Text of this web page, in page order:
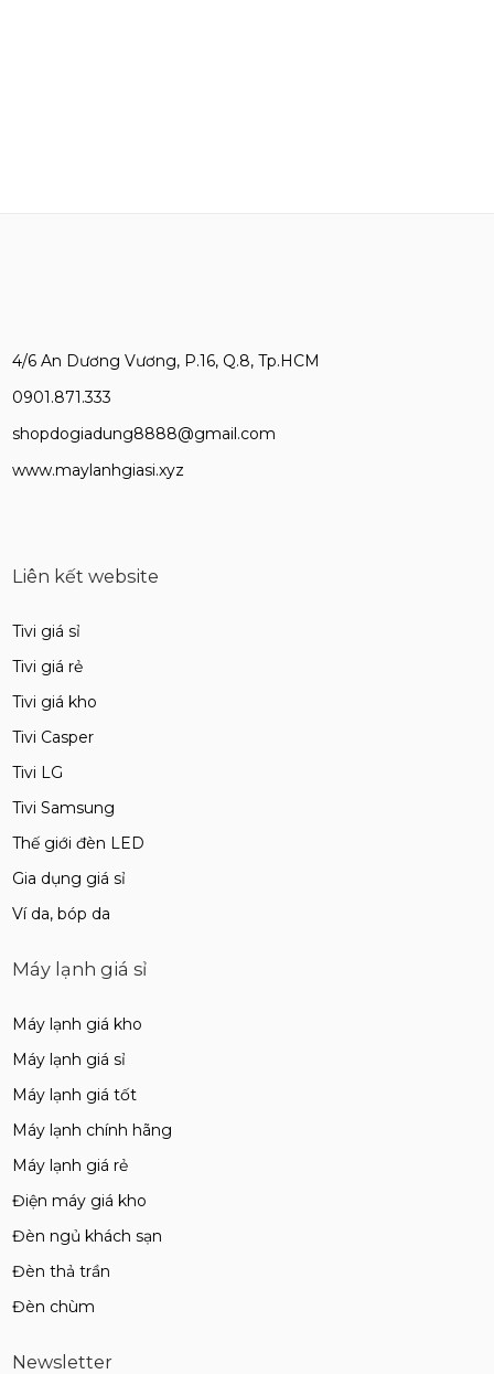
4/6 An Dương Vương, P.16, Q.8, Tp.HCM
0901.871.333
shopdogiadung8888@gmail.com
www.maylanhgiasi.xyz
Liên kết website
Tivi giá sỉ
Tivi giá rẻ
Tivi giá kho
Tivi Casper
Tivi LG
Tivi Samsung
Thế giới đèn LED
Gia dụng giá sỉ
Ví da, bóp da
Máy lạnh giá sỉ
Máy lạnh giá kho
Máy lạnh giá sỉ
Máy lạnh giá tốt
Máy lạnh chính hãng
Máy lạnh giá rẻ
Điện máy giá kho
Đèn ngủ khách sạn
Đèn thả trần
Đèn chùm
Newsletter